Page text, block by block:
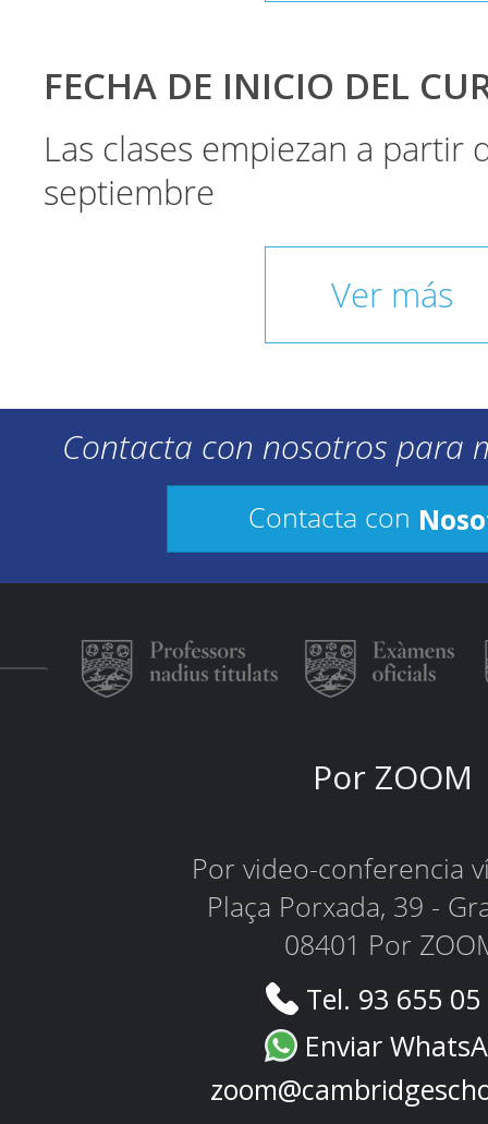
FECHA DE INICIO DEL
Las clases empiezan a partir
septiembre
Ver más
Contacta con nosotros para
Contacta con
Por ZOOM
Por video-conferencia
Plaça Porxada, 39 -
08401 Por
Tel. 93 655
Enviar